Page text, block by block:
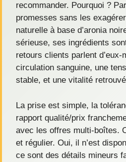
recommander. Pourquoi ?
promesses sans les
naturelle à base d’aronia
sérieuse, ses ingrédients
retours clients parlent
circulation sanguine, une
stable, et une vitalité
La prise est simple, la
rapport qualité/prix
avec les offres multi-boîtes.
et régulier. Oui, il n’est
ce sont des détails mineurs